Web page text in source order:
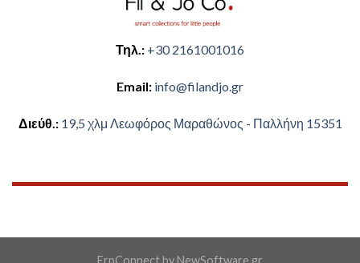
Τηλ.: +30 2161001016
Email: ​info@filandjo.gr
Διεύθ.: ​​19,5 χλμ Λεωφόρος Μαραθώνος - ​​Παλλήνη 15351